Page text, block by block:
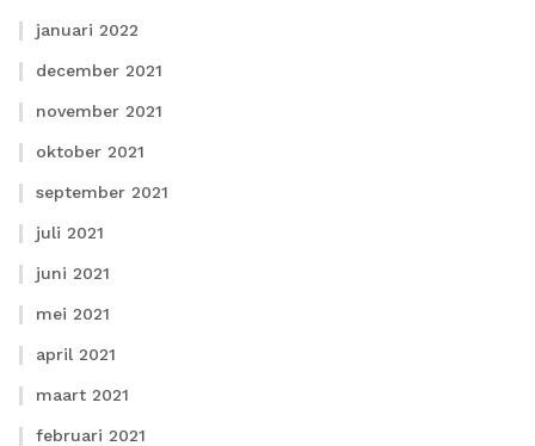
januari 2022
december 2021
november 2021
oktober 2021
september 2021
juli 2021
juni 2021
mei 2021
april 2021
maart 2021
februari 2021